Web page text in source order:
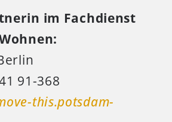
im Fachdienst
91-368
this.potsdam-